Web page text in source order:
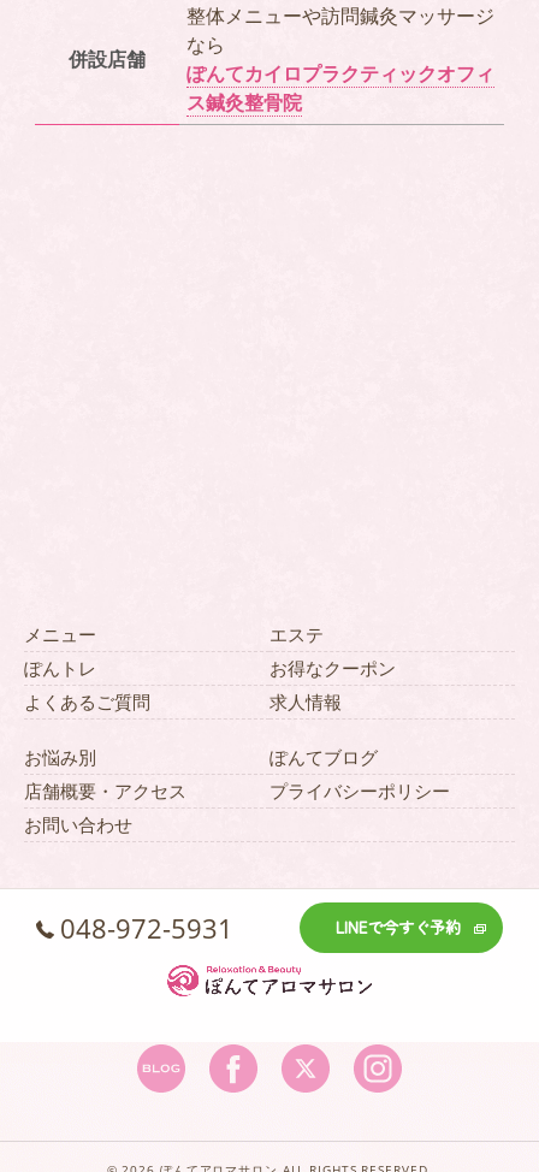
併設店舗
整体メニューや訪問鍼灸マッサージ
なら
ぽんてカイロプラクティックオフィ
ス鍼灸整骨院
メニュー
エステ
ぽんトレ
お得なクーポン
よくあるご質問
求人情報
お悩み別
ぽんてブログ
店舗概要・アクセス
プライバシーポリシー
お問い合わせ
048-972-5931 LINEで今すぐ予約